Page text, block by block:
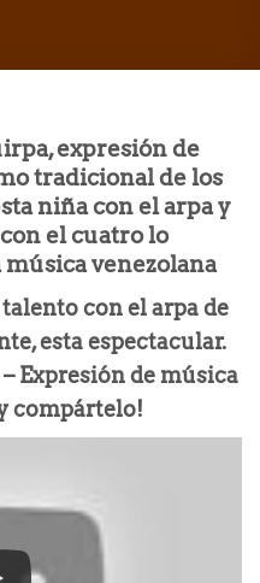
expresión de
tradicional de los
niña con el arpa y
el cuatro lo
venezolana
con el arpa de
esta espectacular.
Expresión de música
compártelo!